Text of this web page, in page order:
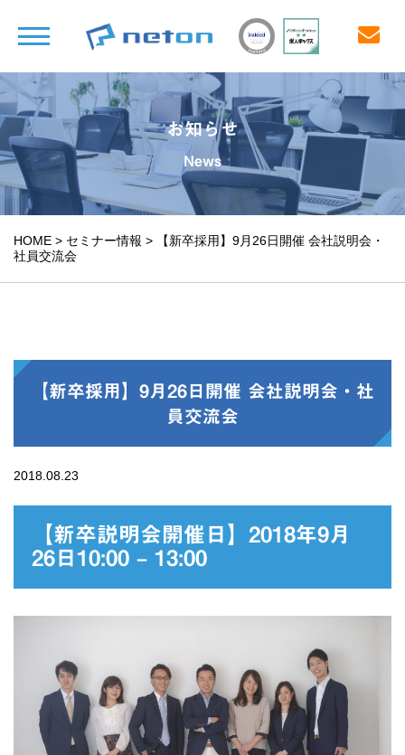
お知らせ
News
HOME > セミナー情報 >
【新卒採用】9月26日開催 会社説明会・
社員交流会
【新卒採用】9月26日開催 会社説明会・社
員交流会
2018.08.23
【新卒説明会開催日】2018年9月
26日10:00 – 13:00